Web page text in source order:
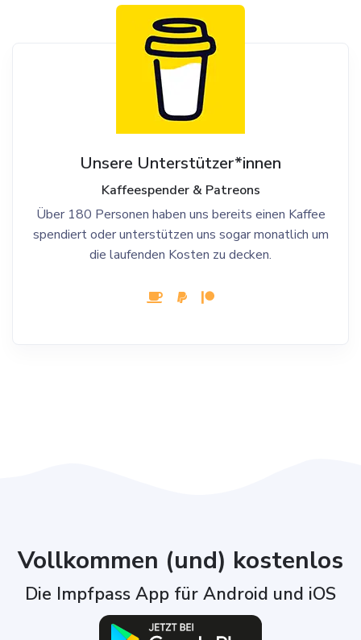
Unsere Unterstützer*innen
Kaffeespender & Patreons
Über 180 Personen haben uns bereits einen Kaffee
spendiert oder unterstützen uns sogar monatlich um
die laufenden Kosten zu decken.
Vollkommen (und) kostenlos
Die Impfpass App für Android und iOS